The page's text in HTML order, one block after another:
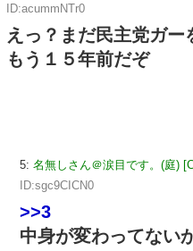
ID:acummNTr0
えっ？まだ民主党ガー
もう１５年前だぞ
5: 名無しさん＠涙目です。(庭)
ID:sgc9CICN0
>>3
中身が変わってない